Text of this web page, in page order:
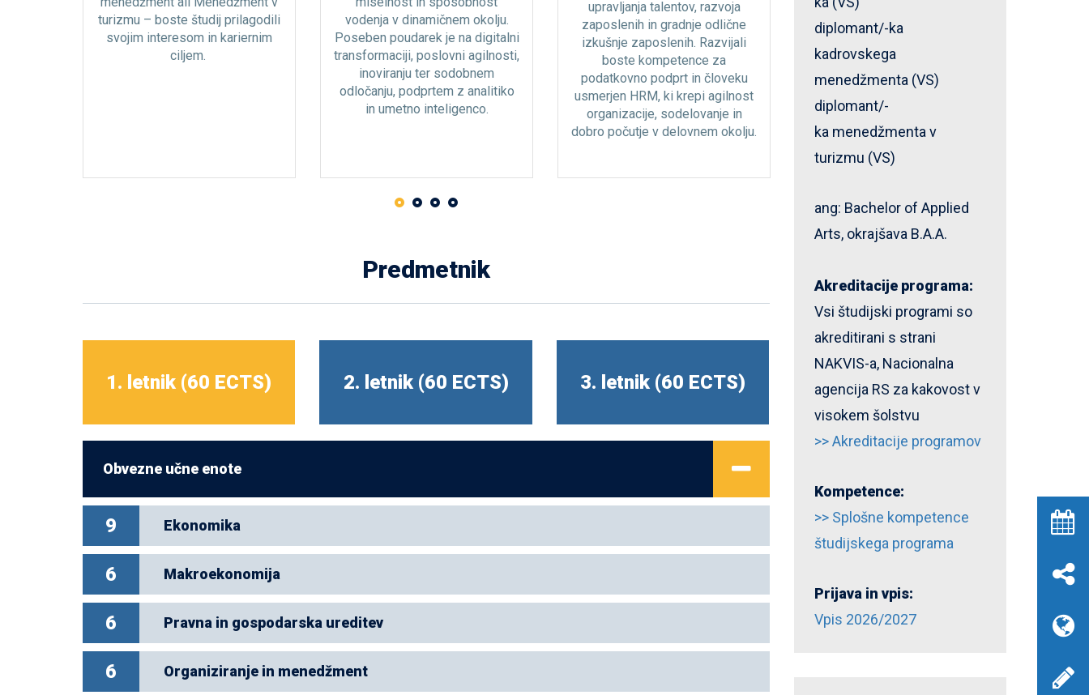
turizmu – boste študij prilagodili
svojim interesom in kariernim
ciljem.
vodenja v dinamičnem okolju.
Poseben poudarek je na digitalni
transformaciji, poslovni agilnosti,
inoviranju ter sodobnem
odločanju, podprtem z analitiko
in umetno inteligenco.
upravljanja talentov, razvoja
zaposlenih in gradnje odlične
izkušnje zaposlenih. Razvijali
boste kompetence za
podatkovno podprt in človeku
usmerjen HRM, ki krepi agilnost
organizacije, sodelovanje in
dobro počutje v delovnem okolju.
vodenje in razvoj turističnih ter
gostoljubnih organizacij v svetu,
trajnost. Poudarek je na razvoju
vrhunskih izdelkov in storitev,
razumevanju sodobnih trendov
ter povezovanju turizma z
lokalnim okoljem.
Predmetnik
1. letnik (60 ECTS) 2. letnik (60 ECTS) 3. letnik (60 ECTS)
Obvezne učne enote
9 Ekonomika
6 Makroekonomija
6 Pravna in gospodarska ureditev
6 Organiziranje in menedžment
diplomant/-ka
kadrovskega
menedžmenta (VS)
diplomant/-
ka menedžmenta v
turizmu (VS)
ang: Bachelor of Applied
Arts, okrajšava B.A.A.
Akreditacije programa:
Vsi študijski programi so
akreditirani s strani
NAKVIS-a, Nacionalna
agencija RS za kakovost v
visokem šolstvu
>> Akreditacije programov
Kompetence:
>> Splošne kompetence
študijskega programa
Prijava in vpis:
Vpis 2026/2027